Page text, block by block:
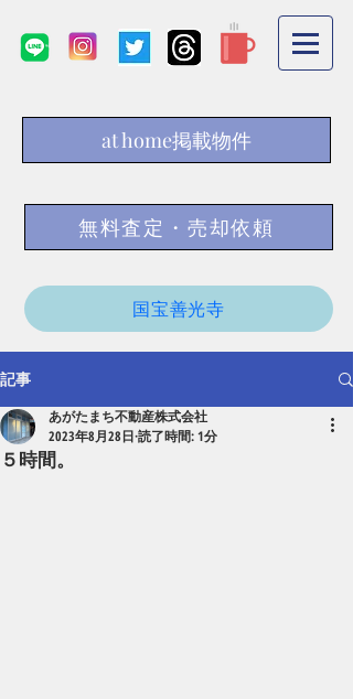
at home掲載物件
無料査定・売却依頼
国宝善光寺
記事
５時間。
あがたまち不動産株式会社
2023年8月28日 読了時間: 1分